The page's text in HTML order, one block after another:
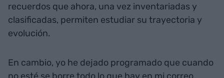
recuerdos que ahora, una vez inventariadas y
clasificadas, permiten estudiar su trayectoria y
evolución.
En cambio, yo he dejado programado que cuando
no esté se borre todo lo que hay en mi correo